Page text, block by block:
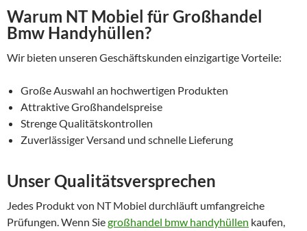
Warum NT Mobiel für Großhandel
Bmw Handyhüllen?
Wir bieten unseren Geschäftskunden einzigartige Vorteile:
Große Auswahl an hochwertigen Produkten
Attraktive Großhandelspreise
Strenge Qualitätskontrollen
Zuverlässiger Versand und schnelle Lieferung
Unser Qualitätsversprechen
Jedes Produkt von NT Mobiel durchläuft umfangreiche
Prüfungen. Wenn Siegroßhandel bmw handyhüllen kaufen,